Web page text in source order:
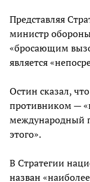
Представляя
министр
«бросающим
является
Остин сказал,
противником —
международный
этого».
В Стратегии
назван